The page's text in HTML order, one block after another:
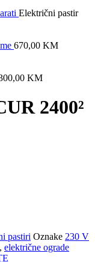
Električni pastir
670,00 KM
KM
2400²
pastiri Oznake 230 V
, električne ograde